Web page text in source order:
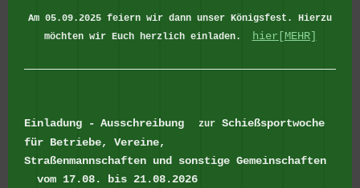
Am 05.09.2025 feiern wir dann unser Königsfest. Hierzu
möchten wir Euch herzlich einladen.
hier[MEHR]
Einladung - Ausschreibung zur Schießsportwoche
für Betriebe, Vereine,
Straßenmannschaften und sonstige Gemeinschaften
vom 17.08. bis 21.08.2026